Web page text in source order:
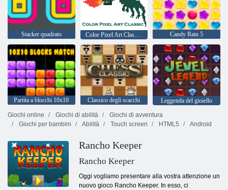
Stacker quadrato Color Pixel Art Classic - Pixel Paint by Numbers Candy Rain 5
Partita a blocchi 10x10 Classico degli scacchi
Leggenda del gioiello
Giochi online
Giochi di abilità
Giochi di avventura
Giochi per bambini
Abilità Touch screen HTML5 Android
Rancho Keeper
Rancho Keeper
Oggi vogliamo presentare alla vostra attenzione un
nuovo gioco Rancho Keeper. In esso, ci